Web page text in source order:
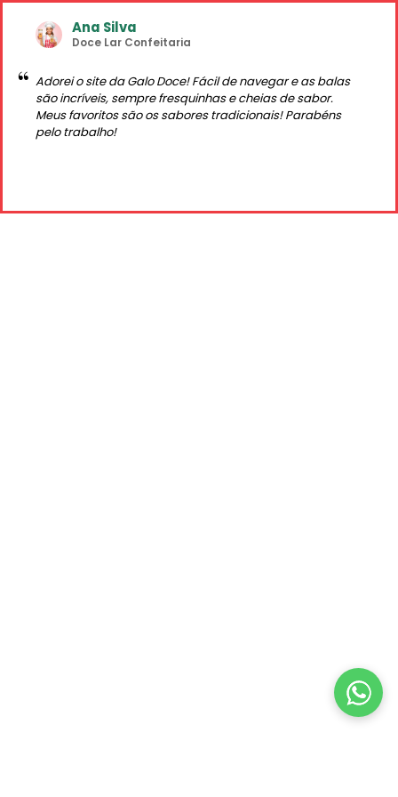
Ana Silva
Doce Lar Confeitaria
Adorei o site da Galo Doce! Fácil de navegar e as balas
são incríveis, sempre fresquinhas e cheias de sabor.
Meus favoritos são os sabores tradicionais! Parabéns
pelo trabalho!